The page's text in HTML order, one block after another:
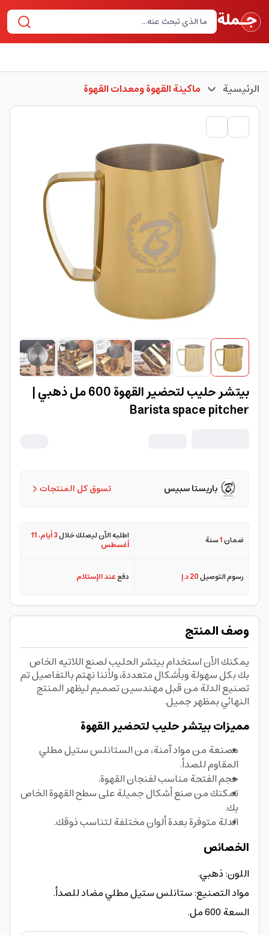
الرئيسية ماكينة القهوة ومعدات القهوة
بيتشر حليب لتحضير القهوة 600 مل ذهبي |
Barista space pitcher
تسوق كل المنتجات باريستا سبيس
ضمان1سنة اطلبه الآن ليصلك خلال3 أيام ،11
أغسطس
رسوم التوصيل20 د.إ دفععند الإستلام
وصف المنتج
يمكنك الآن استخدام بيتشر الحليب لصنع اللاتيه الخاص
بك بكل سهولة وبأشكال متعددة، ولأننا نهتم بالتفاصيل تم
تصنيع الدلة من قبل مهندسين تصميم ليظهر المنتج
النهائي بمظهر جميل.
مميزات بيتشر حليب لتحضير القهوة
مصنعة من مواد آمنة، من الستانلس ستيل مطلي
المقاوم للصدأ.
حجم الفتحة مناسب لفنجان القهوة.
تمكنك من صنع أشكال جميلة على سطح القهوة الخاص
بك.
الدلة متوفرة بعدة ألوان مختلفة لتناسب ذوقك.
الخصائص
اللون: ذهبي.
مواد التصنيع: ستانلس ستيل مطلي مضاد للصدأ.
السعة 600 مل.